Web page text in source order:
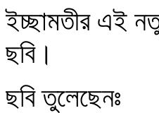
ইচ্ছামতীর এই
ছবি।
ছবি তুলেছেনঃ